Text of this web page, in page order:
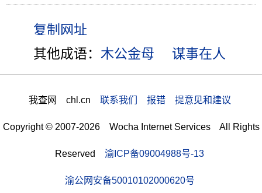
其他成语：木公金母 谋事在人
我查网 chl.cn 联系我们 报错 提意见和建议
Copyright © 2007-2026 Wocha Internet Services All Rights
Reserved 渝ICP备09004988号-13
渝公网安备50010102000620号